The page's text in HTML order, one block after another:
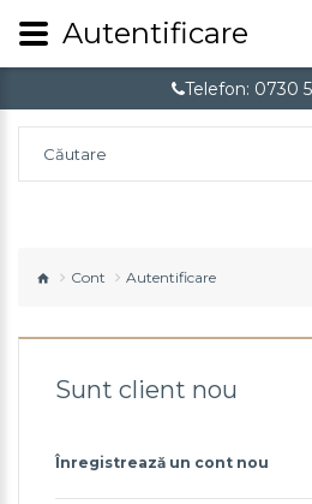
Telefon: 0730
Cont Autentificare
Sunt client nou
Înregistrează un cont nou
Autentificare